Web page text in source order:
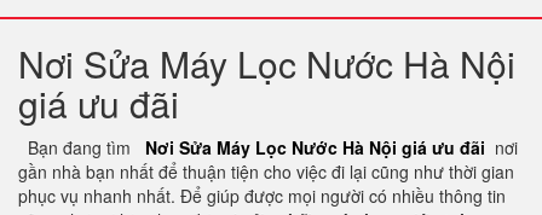
Nơi Sửa Máy Lọc Nước Hà Nội
giá ưu đãi
Bạn đang tìm Nơi Sửa Máy Lọc Nước Hà Nội giá ưu đãi nơi
gần nhà bạn nhất để thuận tiện cho việc đi lại cũng như thời gian
phục vụ nhanh nhất. Để giúp được mọi người có nhiều thông tin